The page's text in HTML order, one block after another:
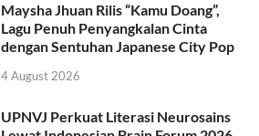
Maysha Jhuan Rilis “Kamu Doang”,
Lagu Penuh Penyangkalan Cinta
dengan Sentuhan Japanese City Pop
4 August 2026
UPNVJ Perkuat Literasi Neurosains